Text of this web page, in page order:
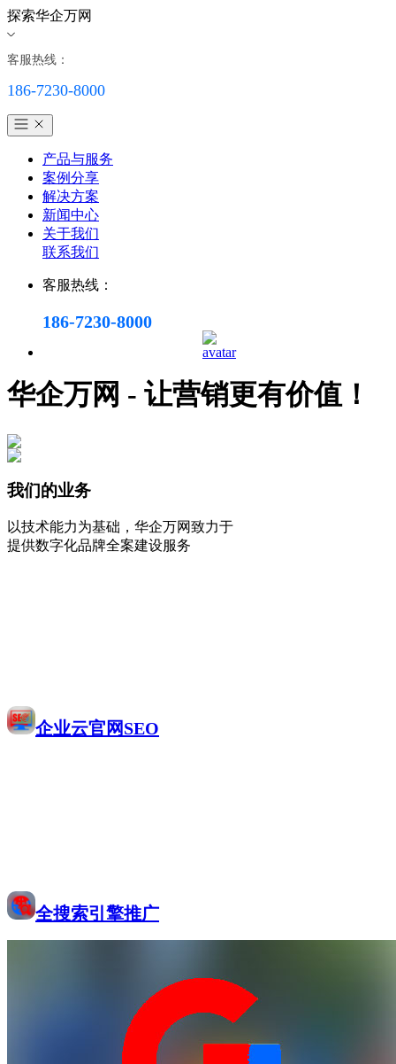
探索华企万网
客服热线：
186-7230-8000
产品与服务
案例分享
解决方案
新闻中心
关于我们
联系我们
客服热线：
186-7230-8000
华企万网 - 让营销更有价值！
我们的业务
以技术能力为基础，华企万网致力于
提供数字化品牌全案建设服务
企业云官网SEO
全搜索引擎推广